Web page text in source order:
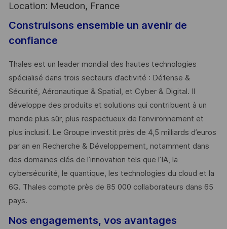
Location: Meudon, France
Construisons ensemble un avenir de
confiance
Thales est un leader mondial des hautes technologies
spécialisé dans trois secteurs d’activité : Défense &
Sécurité, Aéronautique & Spatial, et Cyber & Digital. Il
développe des produits et solutions qui contribuent à un
monde plus sûr, plus respectueux de l’environnement et
plus inclusif. Le Groupe investit près de 4,5 milliards d’euros
par an en Recherche & Développement, notamment dans
des domaines clés de l’innovation tels que l’IA, la
cybersécurité, le quantique, les technologies du cloud et la
6G. Thales compte près de 85 000 collaborateurs dans 65
pays. ​
Nos engagements, vos avantages